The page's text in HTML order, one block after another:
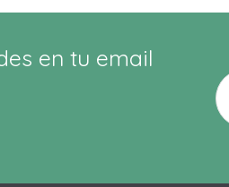
en tu email